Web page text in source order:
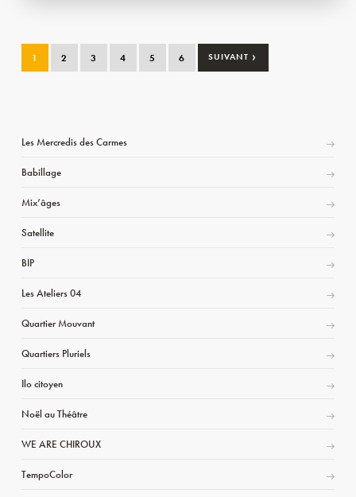
1 2 3 4 5 6 SUIVANT ›
Les Mercredis des Carmes
Babillage
Mix’âges
Satellite
BIP
Les Ateliers 04
Quartier Mouvant
Quartiers Pluriels
Ilo citoyen
Noël au Théâtre
WE ARE CHIROUX
TempoColor